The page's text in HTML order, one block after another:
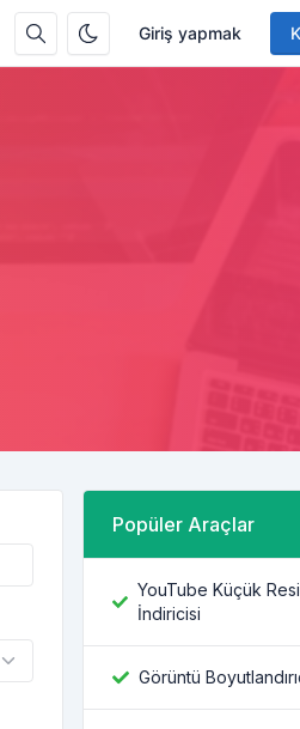
Giriş yapmak
Popüler Araçlar
YouTube Küçük
İndiricisi
Görüntü